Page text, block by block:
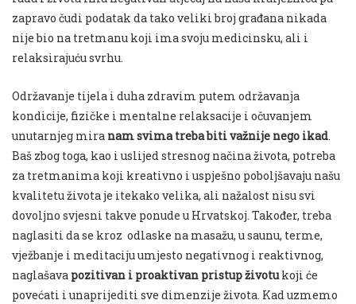
zapravo čudi podatak da tako veliki broj građana nikada
nije bio na tretmanu koji ima svoju medicinsku, ali i
relaksirajuću svrhu.
Održavanje tijela i duha zdravim putem održavanja
kondicije, fizičke i mentalne relaksacije i očuvanjem
unutarnjeg mira nam svima treba biti važnije nego ikad.
Baš zbog toga, kao i uslijed stresnog načina života, potreba
za tretmanima koji kreativno i uspješno poboljšavaju našu
kvalitetu života je itekako velika, ali nažalost nisu svi
dovoljno svjesni takve ponude u Hrvatskoj. Također, treba
naglasiti da se kroz odlaske na masažu, u saunu, terme,
vježbanje i meditaciju umjesto negativnog i reaktivnog,
naglašava pozitivan i proaktivan pristup životukoji će
povećati i unaprijediti sve dimenzije života. Kad uzmemo